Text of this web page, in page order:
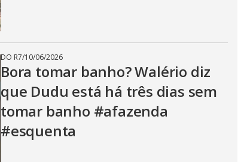
DO R7/10/06/2026
Bora tomar banho? Walério diz
que Dudu está há três dias sem
tomar banho #afazenda
#esquenta